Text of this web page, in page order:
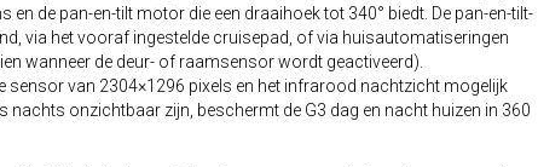
de pan-en-tilt motor die een draaihoek tot 340° biedt. De pan-en-tilt-
via het vooraf ingestelde cruisepad, of via huisautomatiseringen
wanneer de deur- of raamsensor wordt geactiveerd).
sensor van 2304×1296 pixels en het infrarood nachtzicht mogelijk
nachts onzichtbaar zijn, beschermt de G3 dag en nacht huizen in 360